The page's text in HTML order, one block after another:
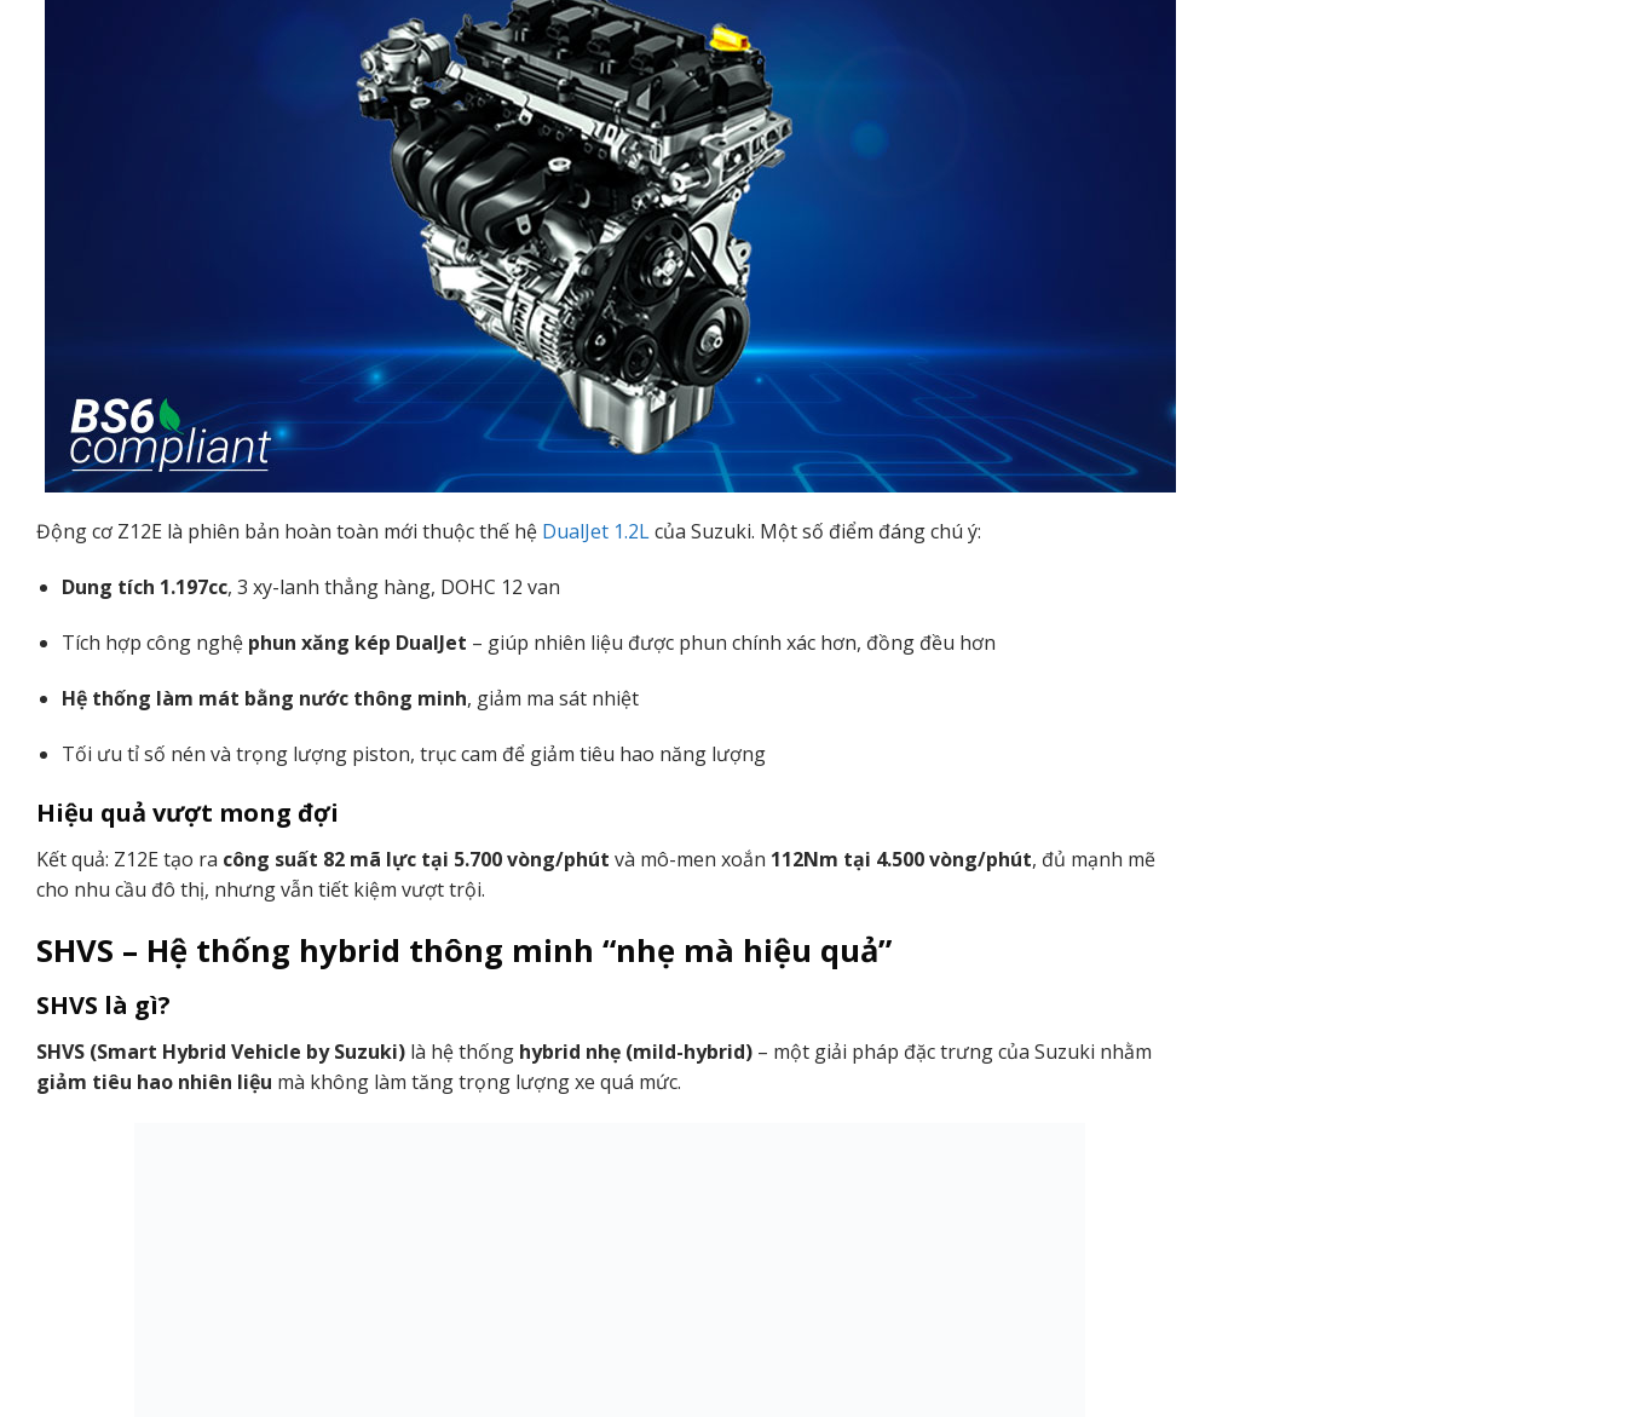
Động cơ Z12E là phiên bản hoàn toàn mới thuộc thế hệ DualJet 1.2Lcủa Suzuki. Một số điểm đáng chú ý:
Dung tích 1.197cc, 3 xy-lanh thẳng hàng, DOHC 12 van
Tích hợp công nghệ phun xăng kép DualJet – giúp nhiên liệu được phun chính xác hơn, đồng đều hơn
Hệ thống làm mát bằng nước thông minh, giảm ma sát nhiệt
Tối ưu tỉ số nén và trọng lượng piston, trục cam để giảm tiêu hao năng lượng
Hiệu quả vượt mong đợi
Kết quả: Z12E tạo ra công suất 82 mã lực tại 5.700 vòng/phút và mô-men xoắn 112Nm tại 4.500 vòng/phút, đủ mạnh mẽ
cho nhu cầu đô thị, nhưng vẫn tiết kiệm vượt trội.
SHVS – Hệ thống hybrid thông minh “nhẹ mà hiệu quả”
SHVS là gì?
SHVS (Smart Hybrid Vehicle by Suzuki) là hệ thống hybrid nhẹ (mild-hybrid) – một giải pháp đặc trưng của Suzuki nhằm
giảm tiêu hao nhiên liệu mà không làm tăng trọng lượng xe quá mức.